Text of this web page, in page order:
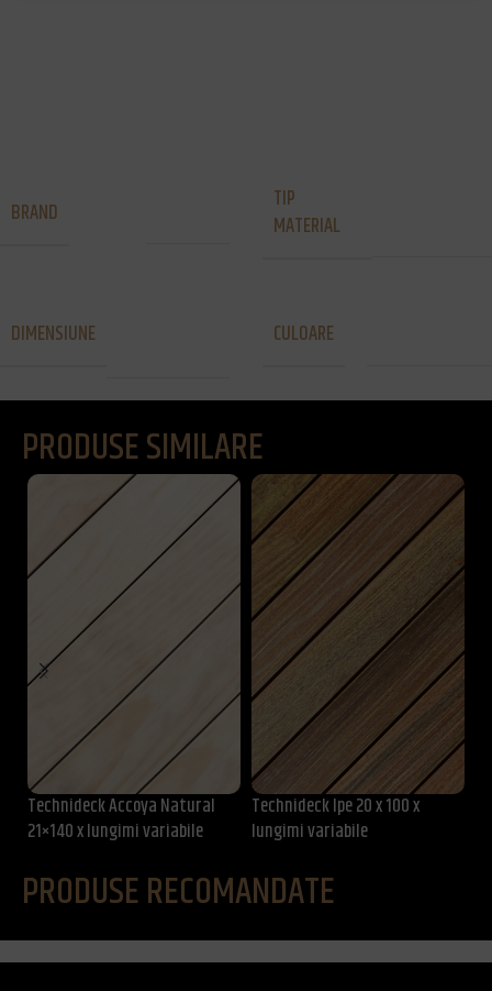
BRAND
TIP
MATERIAL
DIMENSIUNE CULOARE
PRODUSE SIMILARE
Technideck Accoya Natural
21×140 x lungimi variabile
Technideck Ipe 20 x 100 x
lungimi variabile
PRODUSE RECOMANDATE